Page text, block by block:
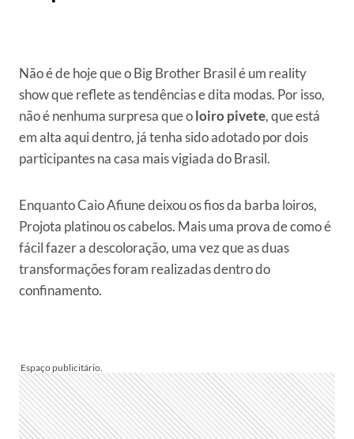
Não é de hoje que o Big Brother Brasil é um reality
show que reflete as tendências e dita modas. Por isso,
não é nenhuma surpresa que oloiro pivete, que está
em alta aqui dentro, já tenha sido adotado por dois
participantes na casa mais vigiada do Brasil.
Enquanto Caio Afiune deixou os fios da barba loiros,
Projota platinou os cabelos. Mais uma prova de como é
fácil fazer a descoloração, uma vez que as duas
transformações foram realizadas dentro do
confinamento.